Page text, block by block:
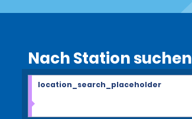
Nach Station suchen
location_search_placeholder